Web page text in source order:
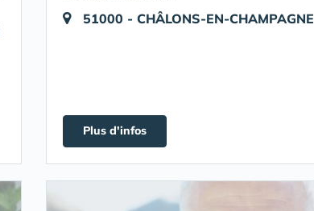
51000 - CHÂLONS-EN-CHAMPAGNE
Plus d'infos